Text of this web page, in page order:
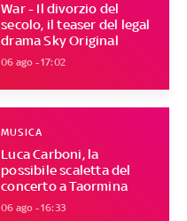
War - Il divorzio del
secolo, il teaser del legal
drama Sky Original
06 ago - 17:02
Luca Carboni, la
possibile scaletta del
concerto a Taormina
MUSICA
06 ago - 16:33